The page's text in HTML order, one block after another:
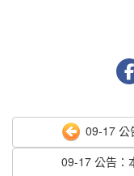
09-17 公
09-17 公告：